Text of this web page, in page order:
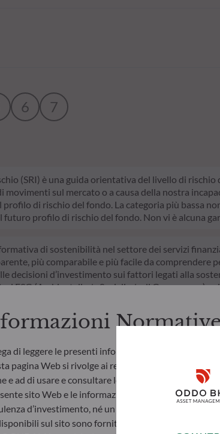
Disclaimer
6 7
(SRI) è una guida orientativa del livello di
movimenti sul mercato o a causa della nostra
profilo di rischio del fondo. La categoria più bassa
futuro profilo di rischio del fondo. Non vi è alcuna
di sostenibilità nel settore dei servizi
più comparabile e più facile da
decisioni d’investimento sui fattori legati alla
ESG (Ambientali e/o Sociali e/o di Governance)
apporti un contributo significativo nel superare
della Società di gestione.
di leggere le presenti informazioni prima di
pagina Web si rivolge ai residenti italiani.
e ad di usare e consultare le informazioni e i
sito Web e le informazioni ivi contenute sono
d’investimento, né un invito a sottoscrivere i
sul sito sono fornite esclusivamente a